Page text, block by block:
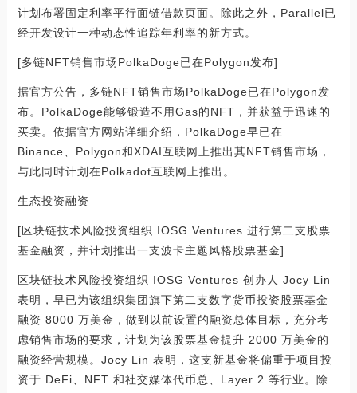
计划布署固定利率平行面链借款页面。除此之外，Parallel已
经开发设计一种动态性追踪年利率的新方式。
[多链NFT销售市场PolkaDoge已在Polygon发布]
据官方公告，多链NFT销售市场PolkaDoge已在Polygon发
布。PolkaDoge能够锻造不用Gas的NFT，并获益于迅速的
买卖。依据官方网站详细介绍，PolkaDoge早已在
Binance、Polygon和XDAI互联网上推出其NFT销售市场，
与此同时计划在Polkadot互联网上推出。
生态投资融资
[区块链技术风险投资组织 IOSG Ventures 进行第二支股票
基金融资，并计划推出一支波卡主题风格股票基金]
区块链技术风险投资组织 IOSG Ventures 创办人 Jocy Lin
表明，早已为该组织集团旗下第二支数字货币投资股票基金
融资 8000 万美金，做到以前设置的融资总体目标，充分考
虑销售市场的要求，计划为该股票基金提升 2000 万美金的
融资经营规模。Jocy Lin 表明，这支新基金将偏重于项目投
资于 DeFi、NFT 和社交媒体代币总、Layer 2 等行业。除